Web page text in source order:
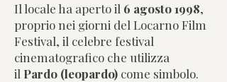
Il locale ha aperto il 6 agosto 1998,
proprio nei giorni del Locarno Film
Festival, il celebre festival
cinematografico che utilizza
il Pardo (leopardo) come simbolo.